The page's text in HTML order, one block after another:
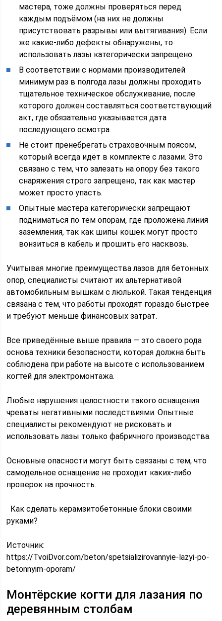
мастера, тоже должны проверяться перед
каждым подъёмом (на них не должны
присутствовать разрывы или вытягивания). Если
же какие-либо дефекты обнаружены, то
использовать лазы категорически запрещено.
В соответствии с нормами производителей
минимум раз в полгода лазы должны проходить
тщательное техническое обслуживание, после
которого должен составляться соответствующий
акт, где обязательно указывается дата
последующего осмотра.
Не стоит пренебрегать страховочным поясом,
который всегда идёт в комплекте с лазами. Это
связано с тем, что залезать на опору без такого
снаряжения строго запрещено, так как мастер
может просто упасть.
Опытные мастера категорически запрещают
подниматься по тем опорам, где проложена линия
заземления, так как шипы кошек могут просто
вонзиться в кабель и прошить его насквозь.
Учитывая многие преимущества лазов для бетонных
опор, специалисты считают их альтернативой
автомобильным вышкам с люлькой. Такая тенденция
связана с тем, что работы проходят гораздо быстрее
и требуют меньше финансовых затрат.
Все приведённые выше правила — это своего рода
основа техники безопасности, которая должна быть
соблюдена при работе на высоте с использованием
когтей для электромонтажа.
Любые нарушения целостности такого оснащения
чреваты негативными последствиями. Опытные
специалисты рекомендуют не рисковать и
использовать лазы только фабричного производства.
Основные опасности могут быть связаны с тем, что
самодельное оснащение не проходит каких-либо
проверок на прочность.
Как сделать керамзитобетонные блоки своими
руками?
Источник:
https://TvoiDvor.com/beton/spetsializirovannyie-lazyi-po-
betonnyim-oporam/
Монтёрские когти для лазания по
деревянным столбам